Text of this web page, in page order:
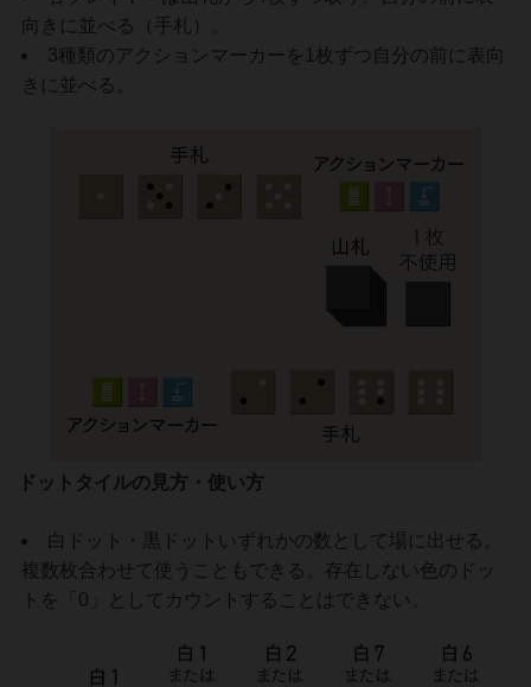
向きに並べる（手札）。
3種類のアクションマーカーを1枚ずつ自分の前に表向
きに並べる。
ドットタイルの見方・使い方
白ドット・黒ドットいずれかの数として場に出せる。
複数枚合わせて使うこともできる。存在しない色のドッ
トを「0」としてカウントすることはできない。